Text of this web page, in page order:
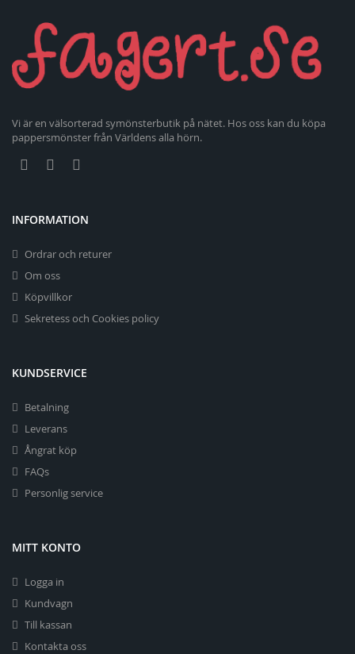
Vi är en välsorterad symönsterbutik på nätet. Hos oss kan du köpa
pappersmönster från Världens alla hörn.
INFORMATION
Ordrar och returer
Om oss
Köpvillkor
Sekretess och Cookies policy
KUNDSERVICE
Betalning
Leverans
Ångrat köp
FAQs
Personlig service
MITT KONTO
Logga in
Kundvagn
Till kassan
Kontakta oss